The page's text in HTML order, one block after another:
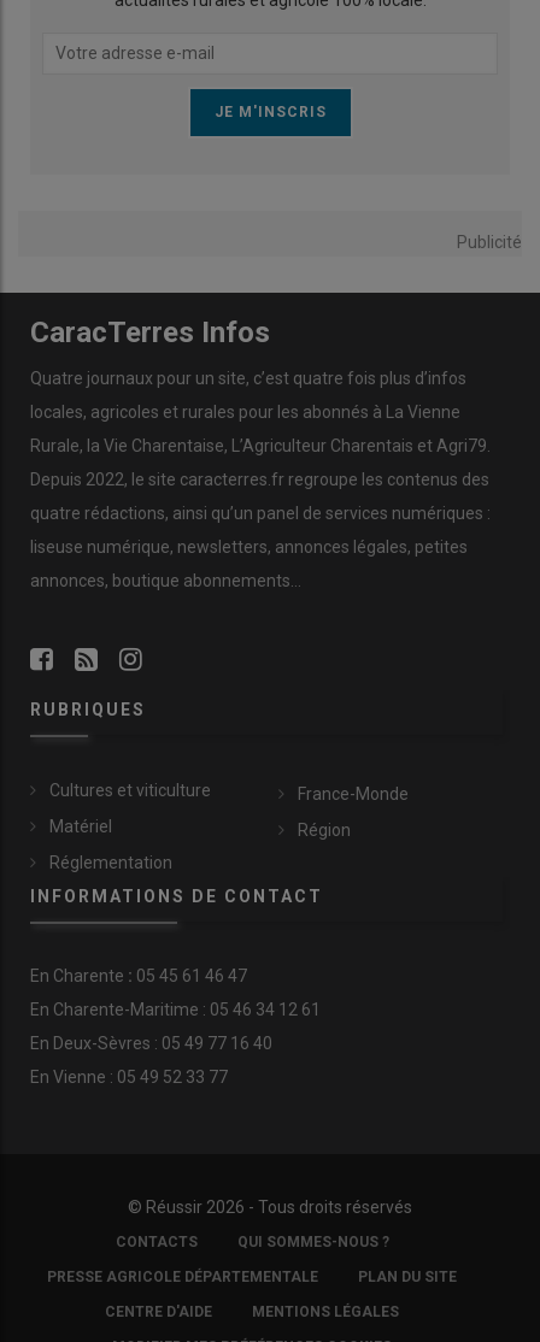
Publicité
CaracTerres Infos
Quatre journaux pour un site, c’est quatre fois plus d’infos
locales, agricoles et rurales pour les abonnés à La Vienne
Rurale, la Vie Charentaise, L’Agriculteur Charentais et Agri79.
Depuis 2022, le site caracterres.fr regroupe les contenus des
quatre rédactions, ainsi qu’un panel de services numériques :
liseuse numérique, newsletters, annonces légales, petites
annonces, boutique abonnements…
RUBRIQUES
Cultures et viticulture
Matériel
Réglementation
France-Monde
Région
INFORMATIONS DE CONTACT
En Charente : 05 45 61 46 47
En Charente-Maritime : 05 46 34 12 61
En Deux-Sèvres : 05 49 77 16 40
En Vienne : 05 49 52 33 77
© Réussir 2026 - Tous droits réservés
COPYRIGHTCONTACTS QUI SOMMES-NOUS ?
PRESSE AGRICOLE DÉPARTEMENTALE PLAN DU SITE
CENTRE D'AIDE MENTIONS LÉGALES